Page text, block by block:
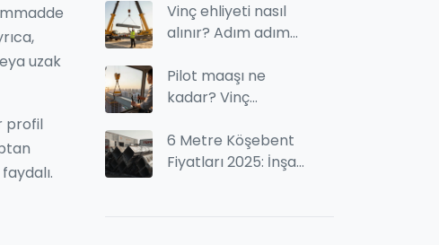
uzak
profil
(Türlere Göre
TL/kg)
Vinç ehliyeti nasıl
alınır? Adım adım
belgeler
Pilot maaşı ne
kadar? Vinç
maaşları 2025'te ne
kadar?
6 Metre Köşebent
Fiyatları 2025: İnşaat